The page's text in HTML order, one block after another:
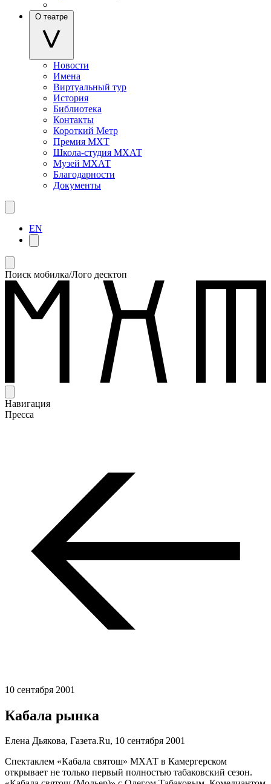
О театре
Новости
Имена
Виртуальный тур
История
Библиотека
Контакты
Короткий Метр
Премия МХТ
Школа-студия МХАТ
Музей МХАТ
Благодарности
Документы
EN
Поиск мобилка/Лого десктоп
Навигация
Пресса
10 сентября 2001
Кабала рынка
Елена Дьякова, Газета.Ru, 10 сентября 2001
Спектаклем «Кабала святош» МХАТ в Камергерском
открывает не только первый полностью табаковский сезон.